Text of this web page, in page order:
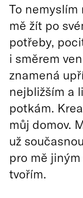
To nemyslím
mě žít po
potřeby,
i směrem
znamená
nejbližším a
potkám.
můj domov.
už
pro mě
tvořím.